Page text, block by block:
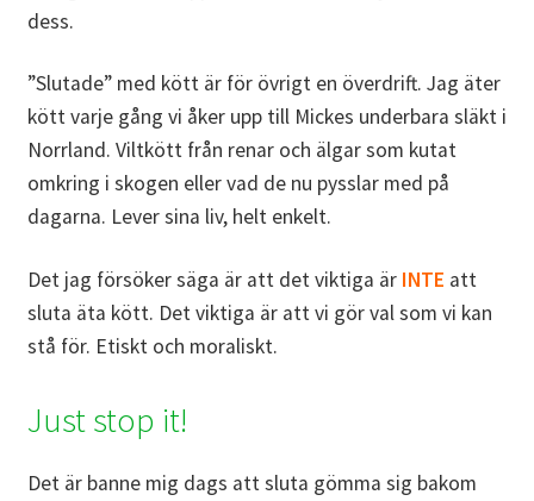
dess.
”Slutade” med kött är för övrigt en överdrift. Jag äter
kött varje gång vi åker upp till Mickes underbara släkt i
Norrland. Viltkött från renar och älgar som kutat
omkring i skogen eller vad de nu pysslar med på
dagarna. Lever sina liv, helt enkelt.
Det jag försöker säga är att det viktiga är INTE att
sluta äta kött. Det viktiga är att vi gör val som vi kan
stå för. Etiskt och moraliskt.
Just stop it!
Det är banne mig dags att sluta gömma sig bakom